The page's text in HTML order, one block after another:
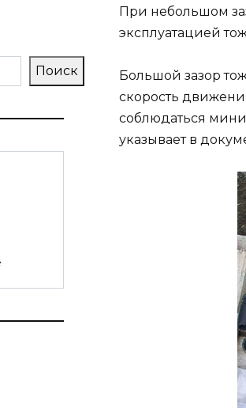
При небольшом
эксплуатацией
Большой зазор
скорость
соблюдаться
указывает в
Поиск